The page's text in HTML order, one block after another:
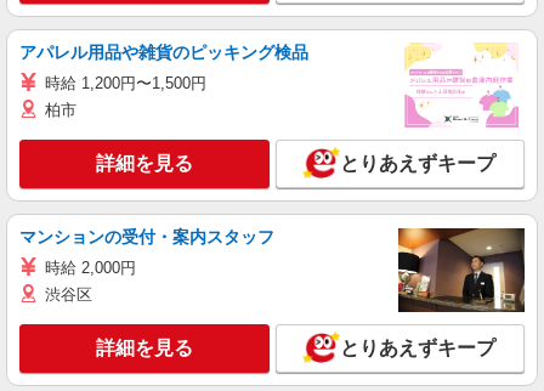
アパレル用品や雑貨のピッキング検品
時給 1,200円〜1,500円
柏市
詳細を見る とりあえずキープ
マンションの受付・案内スタッフ
時給 2,000円
渋谷区
詳細を見る とりあえずキープ